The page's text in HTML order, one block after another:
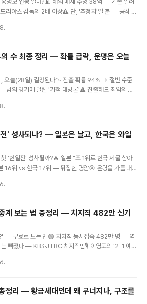
)..명보 연봉 얼마?📊 해외 매체 추정 38억 — 기존 알려
야스 감독의 2배 이상⚠️ 단, '추정치'일 뿐 — 공식 발
·타국 감독 비교 · '봉사' 발언 논란까지남아공전 졸전 이
정리합니다.해외 급여 분석업체 '샐러리 리크스' 추정약
컵 48개국 감독 중 16위⚠️ 중요 — 이 38억 원은 글로벌
수 최종 정리 — 확률 급락, 운명은 오늘
오늘(28일) 결정된다📉 진출 확률 94% → 절반 수준
남의 경기에 달린 '기적 대망론'⚠️ 진출해도 최악의 경
드카드 사투 · 떨어진 확률·필요한 결과·진출 시 상대까
과만 기다리는 신세가 됐고, 한때 90%를 넘던 진출 확
니다. 오늘(28일) 결정되는 경우의 수를 최종 정리합니
·승점 3·골득실 -1) — 와일드카드 8위 안에 들어야
' 성사되나? — 일본은 날고, 한국은 와일
일전' 성사될까?🔥 일본 "조 1위로 한국 제물 삼아
16위 vs 한국 17위 — 뒤집힌 명암🎯 운명을 가를 대
· 뒤바뀐 한일 명암 · 대진 경우의 수까지 총정리월드컵
정리합니다. 🇰🇷대한민국A조 3위 · 와일드카드 대기 V
아 최강 평가🔥 일본의 '도발' — 검색을 폭발시키다발
계 보는 법 총정리 — 치지직 482만 신기
— 무료로 보는 법🟢 치지직 동시접속 482만 명 — 역
빠졌다 — KBS·JTBC·치지직만🎙️ 이영표의 '2-1 예측
채널 한눈에 · 무료 시청 단계별 안내 · 해설진·꿀팁까
을 한 번에 정리했습니다.네이버 치지직 최고 동시접속
정리 — 황금세대인데 왜 무너지나, 구조를